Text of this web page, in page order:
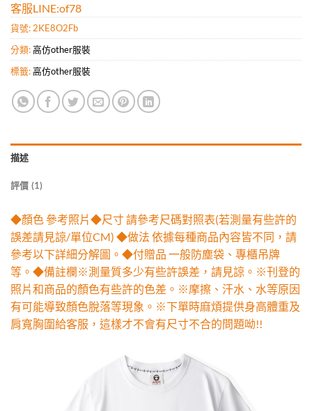
客服LINE:of78
貨號: 2KE8O2Fb
分類:高仿other服裝
標籤:高仿other服裝
描述
評價 (1)
◆顏色 參考照片◆尺寸 請參考尺碼對照表(若測量有些許的
誤差請見諒/單位CM) ◆做法 依據每種商品內容皆不同，請
參考以下詳細分解圖。◆付贈品 一般防塵袋、專櫃吊牌
等。◆備註欄※測量質多少有些許誤差，請見諒。※刊登的
照片和商品的顏色有些許的色差。※摩擦、汗水、水等原因
有可能導致顏色脫落等現象。※下單時麻煩提供身高體重及
肩寬胸圍給客服，這樣才不會有尺寸不合的問題呦!!